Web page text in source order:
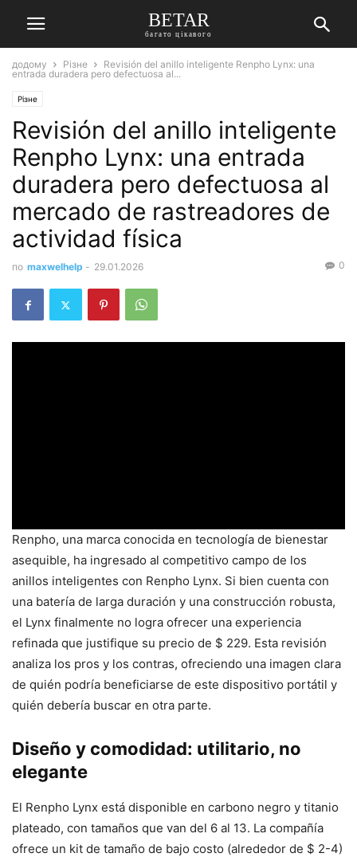
BETAR
багато цікавого
додому Різне
Revisión del anillo inteligente Renpho Lynx: una
entrada duradera pero defectuosa al...
Різне
Revisión del anillo inteligente
Renpho Lynx: una entrada
duradera pero defectuosa al
mercado de rastreadores de
actividad física
по maxwelhelp - 29.01.2026 0
Renpho, una marca conocida en tecnología de bienestar
asequible, ha ingresado al competitivo campo de los
anillos inteligentes con Renpho Lynx. Si bien cuenta con
una batería de larga duración y una construcción robusta,
el Lynx finalmente no logra ofrecer una experiencia
refinada que justifique su precio de $ 229. Esta revisión
analiza los pros y los contras, ofreciendo una imagen clara
de quién podría beneficiarse de este dispositivo portátil y
quién debería buscar en otra parte.
Diseño y comodidad: utilitario, no
elegante
El Renpho Lynx está disponible en carbono negro y titanio
plateado, con tamaños que van del 6 al 13. La compañía
ofrece un kit de tamaño de bajo costo (alrededor de $ 2-4)